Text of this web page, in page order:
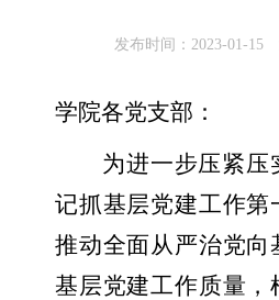
发布时间：2023-01-15
学院各党支部：
为进一步压紧压
记抓基层党建工作第
推动全面从严治党向
基层党建工作质量，